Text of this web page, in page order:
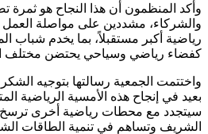
وأكد المنظمون أن هذا النجاح هو ثمرة
والشركاء، مشددين على مواصلة
رياضية أكبر مستقبلاً، بما يخدم شباب
كفضاء رياضي وسياحي يحتضن مختلف
واختتمت الجمعية رسالتها بتوجيه
بعيد في إنجاح هذه الأمسية الرياضية
سيتجدد مع محطات رياضية أخرى ترسخ
الشريف وتساهم في تنمية الطاقات